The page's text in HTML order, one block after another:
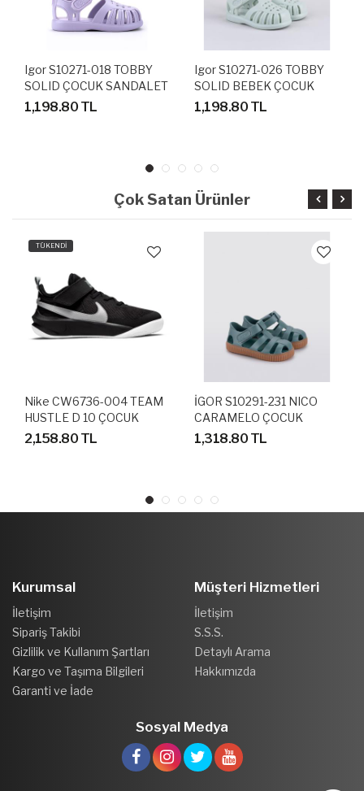
Igor S10271-018 TOBBY
SOLID ÇOCUK SANDALET
TERLİK
1,198.80 TL
Igor S10271-026 TOBBY
SOLID BEBEK ÇOCUK
SANDALET
1,198.80 TL
Çok Satan Ürünler
TÜKENDİ
Nike CW6736-004 TEAM
HUSTLE D 10 ÇOCUK
BASKETBOL AYAKKABI
2,158.80 TL
İGOR S10291-231 NICO
CARAMELO ÇOCUK
SANDALET TERLİK
1,318.80 TL
Kurumsal
İletişim
Sipariş Takibi
Gizlilik ve Kullanım Şartları
Kargo ve Taşıma Bilgileri
Garanti ve İade
Müşteri Hizmetleri
İletişim
S.S.S.
Detaylı Arama
Hakkımızda
Sosyal Medya